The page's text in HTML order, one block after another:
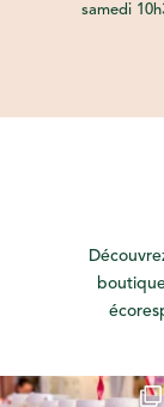
samedi